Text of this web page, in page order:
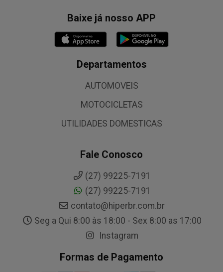
Baixe já nosso APP
Departamentos
AUTOMOVEIS
MOTOCICLETAS
UTILIDADES DOMESTICAS
Fale Conosco
(27) 99225-7191
(27) 99225-7191
contato@hiperbr.com.br
Seg a Qui 8:00 às 18:00 - Sex 8:00 as 17:00
Instagram
Formas de Pagamento